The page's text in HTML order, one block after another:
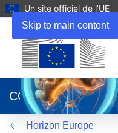
Skip to main content
Un site officiel de l’UE
dans
une
nouvelle
fenêtre)
CORDIS
Horizon Europe